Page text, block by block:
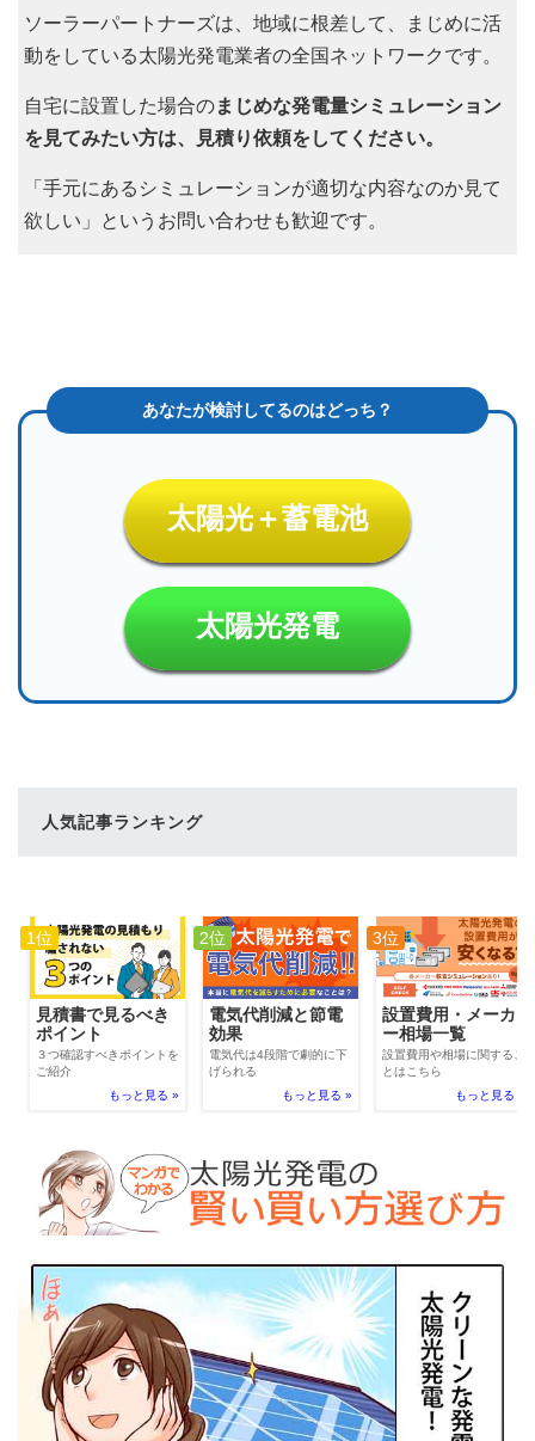
ソーラーパートナーズは、地域に根差して、まじめに活
動をしている太陽光発電業者の全国ネットワークです。
自宅に設置した場合のまじめな発電量シミュレーション
を見てみたい方は、見積り依頼をしてください。
「手元にあるシミュレーションが適切な内容なのか見て
欲しい」というお問い合わせも歓迎です。
太陽光＋蓄電池
太陽光発電
人気記事ランキング
1位
見積書で見るべき
ポイント
３つ確認すべきポイントを
ご紹介
もっと見る »
2位
電気代削減と節電
効果
電気代は4段階で劇的に下
げられる
もっと見る »
3位
設置費用・メーカ
ー相場一覧
設置費用や相場に関するこ
とはこちら
もっと見る »